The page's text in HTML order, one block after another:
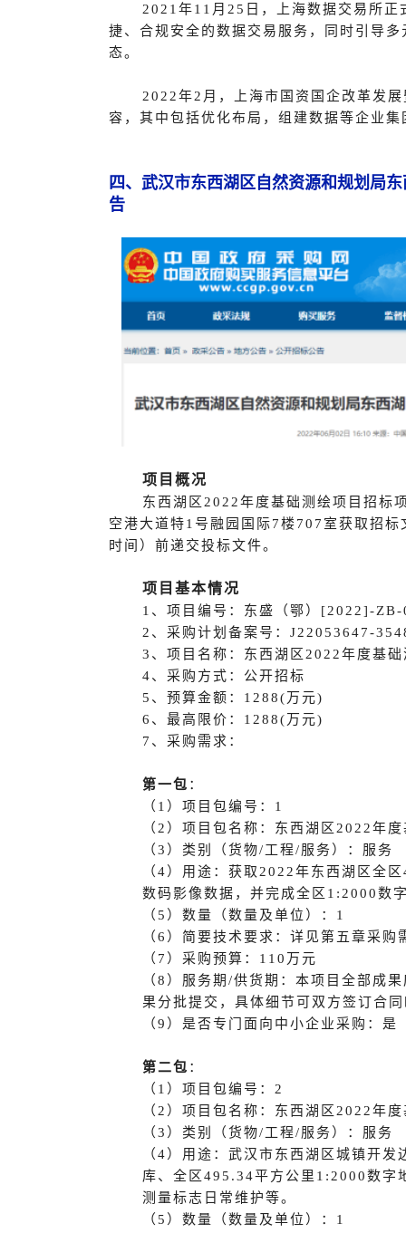
2021年11月25日，上海数据交易所
捷、合规安全的数据交易服务，同时引导
态。
2022年2月，上海市国资国企改革发
容，其中包括优化布局，组建数据等企业集
四、武汉市东西湖区自然资源和规划局
告
项目概况
东西湖区2022年度基础测绘项目招标
空港大道特1号融园国际7楼707室获取招
时间）前递交投标文件。
项目基本情况
1、项目编号：东盛（鄂）[2022]-
2、采购计划备案号：J22053647-
3、项目名称：东西湖区2022年度基
4、采购方式：公开招标
5、预算金额：1288(万元)
6、最高限价：1288(万元)
7、采购需求：
第一包 ：
（ 1）项目包编号：1
（2）项目包名称：东西湖区2022年
（3）类别（货物/工程/服务）：服务
（4）用途：获取2022年东西湖区全
数码影像数据，并完成全区1:2000数
（5）数量（数量及单位）：1
（6）简要技术要求：详见第五章采购
（ 7）采购预算：110万元
（8）服务期/供货期：本项目全部成
果分批提交，具体细节可双方签订合
（9）是否专门面向中小企业采购：是
第二包 ：
（1）项目包编号：2
（2）项目包名称：东西湖区2022年
（3）类别（货物/工程/服务）：服务
（4）用途：武汉市东西湖区城镇开
库、全区495.34平方公里1:2000数字
测量标志日常维护等。
（5）数量（数量及单位）：1